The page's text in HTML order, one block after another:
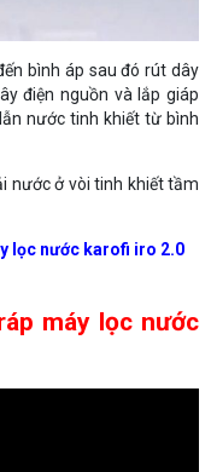
bình áp sau đó rút dây
điện nguồn và lắp giáp
nước tinh khiết từ bình
nước ở vòi tinh khiết tầm
lọc nước karofi iro 2.0
máy lọc nước